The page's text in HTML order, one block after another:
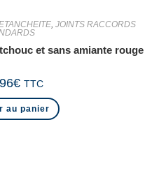
, JOINTS RACCORDS
et sans amiante rouge
€ TTC
au panier